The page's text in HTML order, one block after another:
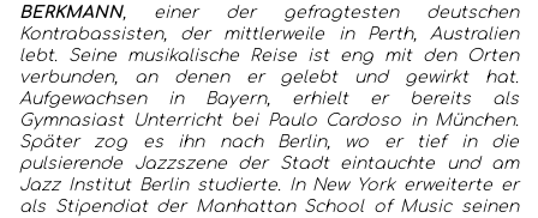
BERKMANN, einer der gefragtesten deutschen
Kontrabassisten, der mittlerweile in Perth, Australien
lebt. Seine musikalische Reise ist eng mit den Orten
verbunden, an denen er gelebt und gewirkt hat.
Aufgewachsen in Bayern, erhielt er bereits als
Gymnasiast Unterricht bei Paulo Cardoso in München.
Später zog es ihn nach Berlin, wo er tief in die
pulsierende Jazzszene der Stadt eintauchte und am
Jazz Institut Berlin studierte. In New York erweiterte er
als Stipendiat der Manhattan School of Music seinen